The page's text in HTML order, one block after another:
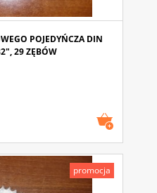
POJEDYŃCZA DIN
29 ZĘBÓW
promocja